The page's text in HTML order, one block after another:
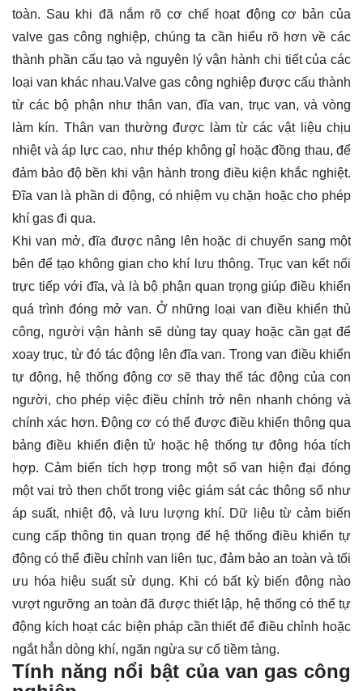
toàn. Sau khi đã nắm rõ cơ chế hoạt động cơ bản của
valve gas công nghiệp, chúng ta cần hiểu rõ hơn về các
thành phần cấu tạo và nguyên lý vận hành chi tiết của các
loại van khác nhau.Valve gas công nghiệp được cấu thành
từ các bộ phận như thân van, đĩa van, trục van, và vòng
làm kín. Thân van thường được làm từ các vật liệu chịu
nhiệt và áp lực cao, như thép không gỉ hoặc đồng thau, để
đảm bảo độ bền khi vận hành trong điều kiện khắc nghiệt.
Đĩa van là phần di động, có nhiệm vụ chặn hoặc cho phép
khí gas đi qua.
Khi van mở, đĩa được nâng lên hoặc di chuyển sang một
bên để tạo không gian cho khí lưu thông. Trục van kết nối
trực tiếp với đĩa, và là bộ phận quan trọng giúp điều khiển
quá trình đóng mở van. Ở những loại van điều khiển thủ
công, người vận hành sẽ dùng tay quay hoặc cần gạt để
xoay trục, từ đó tác động lên đĩa van. Trong van điều khiển
tự động, hệ thống động cơ sẽ thay thế tác động của con
người, cho phép việc điều chỉnh trở nên nhanh chóng và
chính xác hơn. Động cơ có thể được điều khiển thông qua
bảng điều khiển điện tử hoặc hệ thống tự động hóa tích
hợp. Cảm biến tích hợp trong một số van hiện đại đóng
một vai trò then chốt trong việc giám sát các thông số như
áp suất, nhiệt độ, và lưu lượng khí. Dữ liệu từ cảm biến
cung cấp thông tin quan trọng để hệ thống điều khiển tự
động có thể điều chỉnh van liên tục, đảm bảo an toàn và tối
ưu hóa hiệu suất sử dụng. Khi có bất kỳ biến động nào
vượt ngưỡng an toàn đã được thiết lập, hệ thống có thể tự
động kích hoạt các biện pháp cần thiết để điều chỉnh hoặc
ngắt hẳn dòng khí, ngăn ngừa sự cố tiềm tàng.
Tính năng nổi bật của van gas công